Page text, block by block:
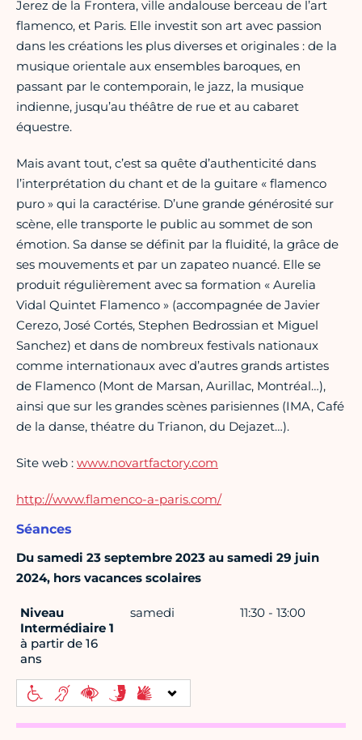
Jerez de la Frontera, ville andalouse berceau de l’art
flamenco, et Paris. Elle investit son art avec passion
dans les créations les plus diverses et originales : de la
musique orientale aux ensembles baroques, en
passant par le contemporain, le jazz, la musique
indienne, jusqu’au théâtre de rue et au cabaret
équestre.
Mais avant tout, c’est sa quête d’authenticité dans
l’interprétation du chant et de la guitare « flamenco
puro » qui la caractérise. D’une grande générosité sur
scène, elle transporte le public au sommet de son
émotion. Sa danse se définit par la fluidité, la grâce de
ses mouvements et par un zapateo nuancé. Elle se
produit régulièrement avec sa formation « Aurelia
Vidal Quintet Flamenco » (accompagnée de Javier
Cerezo, José Cortés, Stephen Bedrossian et Miguel
Sanchez) et dans de nombreux festivals nationaux
comme internationaux avec d’autres grands artistes
de Flamenco (Mont de Marsan, Aurillac, Montréal…),
ainsi que sur les grandes scènes parisiennes (IMA, Café
de la danse, théatre du Trianon, du Dejazet…).
Site web : www.novartfactory.com
http://www.flamenco-a-paris.com/
Séances
Du samedi 23 septembre 2023 au samedi 29 juin
2024, hors vacances scolaires
Niveau
Intermédiaire 1
à partir de 16
ans
samedi 11:30 - 13:00